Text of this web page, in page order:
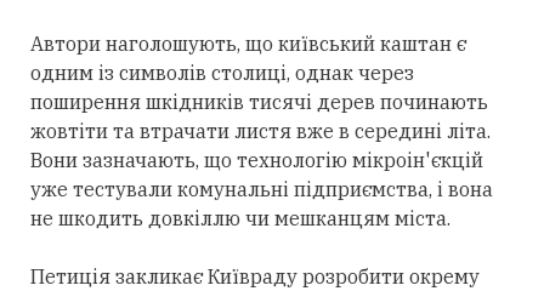
Автори наголошують, що київський каштан є
одним із символів столиці, однак через
поширення шкідників тисячі дерев починають
жовтіти та втрачати листя вже в середині літа.
Вони зазначають, що технологію мікроін'єкцій
уже тестували комунальні підприємства, і вона
не шкодить довкіллю чи мешканцям міста.
Петиція закликає Київраду розробити окрему